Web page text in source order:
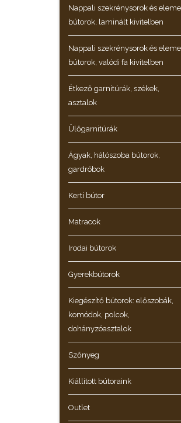
Nappali szekrénysorok és
bútorok, laminált kivitelben
Nappali szekrénysorok és
bútorok, valódi fa kivitelben
Étkező garnitúrák, székek,
asztalok
Ülőgarnitúrák
Ágyak, hálószoba bútorok,
gardróbok
Kerti bútor
Matracok
Irodai bútorok
Gyerekbútorok
Kiegészítő bútorok: előszobák,
komódok, polcok,
dohányzóasztalok
Szőnyeg
Kiállított bútoraink
Outlet